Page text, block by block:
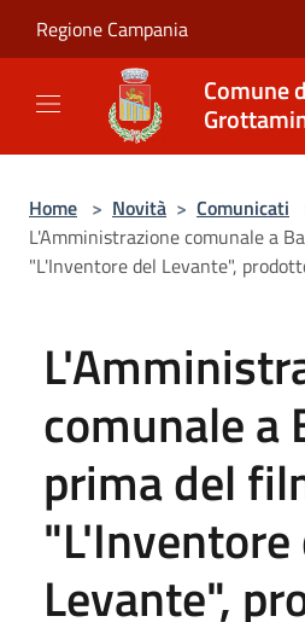
Regione Campania
Comune
Home > Novità > Comunicati
L'Amministrazione comunale a
"L'Inventore del Levante",
comunale a
prima del
"L'Inventore
Levante",